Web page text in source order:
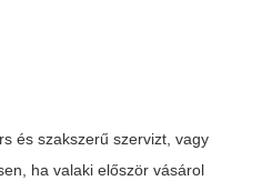
és szakszerű szervizt, vagy
ha valaki először vásárol